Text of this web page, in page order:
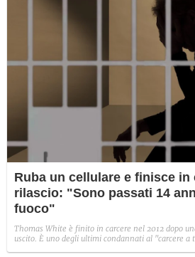
Ruba un cellulare e finisce in
rilascio: "Sono passati 14
fuoco"
Thomas White è finito in carcere nel 2012 dopo
uscito. È uno degli ultimi condannati al "carcere